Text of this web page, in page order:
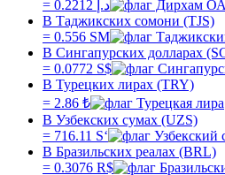
= 0.2212 د.إ
В Таджикских сомони (TJS)
= 0.556 SM
В Сингапурских долларах
= 0.0772 S$
В Турецких лирах (TRY)
= 2.86 ₺
В Узбекских сумах (UZS)
= 716.11 Sʻ
В Бразильских реалах (BRL)
= 0.3076 R$